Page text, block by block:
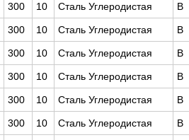
300 10 Сталь Углеродистая В
300 10 Сталь Углеродистая В
300 10 Сталь Углеродистая В
300 10 Сталь Углеродистая В
300 10 Сталь Углеродистая В
300 10 Сталь Углеродистая В